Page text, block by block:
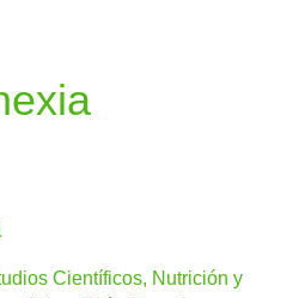
Científicos, Nutrición y